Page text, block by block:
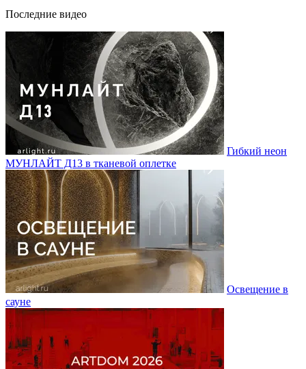
Последние видео
Гибкий неон
МУНЛАЙТ Д13 в тканевой оплетке
Освещение в
сауне